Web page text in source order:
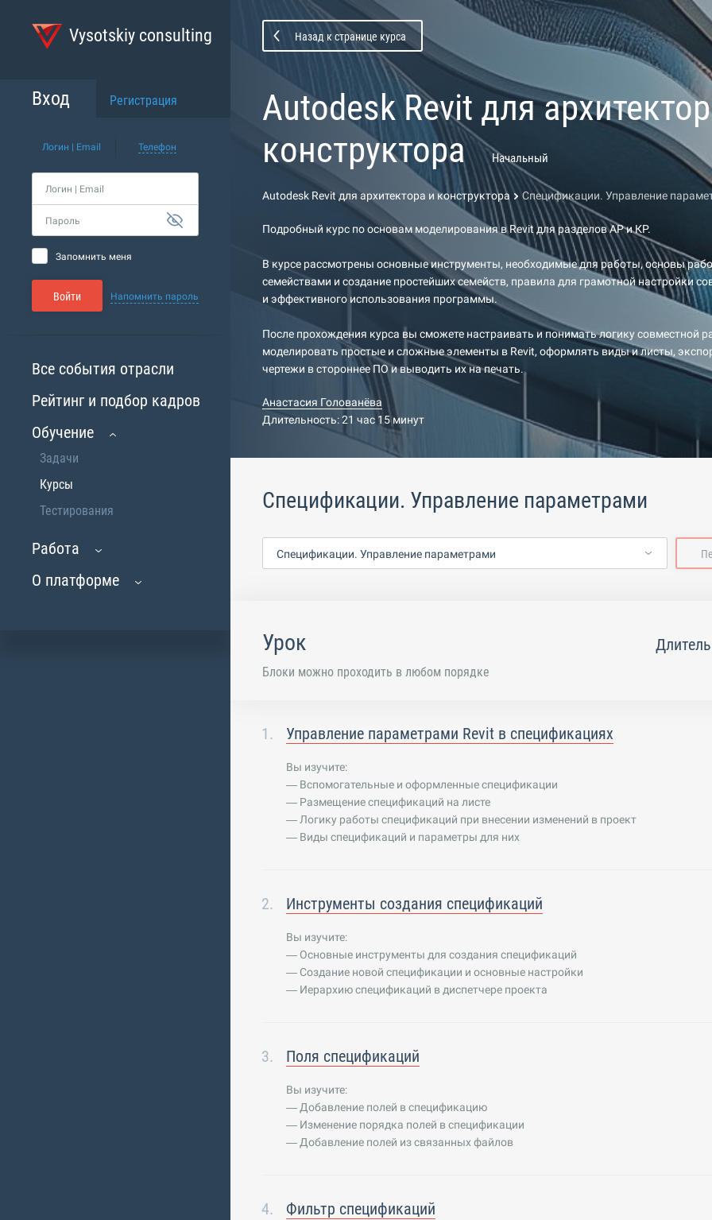
Vysotskiy consulting
Вход Регистрация
Логин | Email Телефон
Логин | Email
Пароль
Запомнить меня
Войти Напомнить пароль
Все события отрасли
Рейтинг и подбор кадров
Обучение
Задачи
Курсы
Тестирования
Работа
О платформе
Назад к странице курса
Autodesk Revit для
конструктора
Начальный
Autodesk Revit для архитектора и конструктора Спецификации. Управление
Подробный курс по основам моделирования в Revit для разделов АР и КР.
В курсе рассмотрены основные инструменты, необходимые для работы, основы
семействами и создание простейших семейств, правила для грамотной настройки
и эффективного использования программы.
После прохождения курса вы сможете настраивать и понимать логику совместной
моделировать простые и сложные элементы в Revit, оформлять виды и листы,
чертежи в стороннее ПО и выводить их на печать.
Анастасия Голованёва
Длительность: 21 час 15 минут
Спецификации. Управление параметрами
Спецификации. Управление параметрами
Урок
Блоки можно проходить в любом порядке
Управление параметрами Revit в спецификациях
Вы изучите:
— Вспомогательные и оформленные спецификации
— Размещение спецификаций на листе
— Логику работы спецификаций при внесении изменений в проект
— Виды спецификаций и параметры для них
Инструменты создания спецификаций
Вы изучите:
— Основные инструменты для создания спецификаций
— Создание новой спецификации и основные настройки
— Иерархию спецификаций в диспетчере проекта
Поля спецификаций
Вы изучите:
— Добавление полей в спецификацию
— Изменение порядка полей в спецификации
— Добавление полей из связанных файлов
Фильтр спецификаций